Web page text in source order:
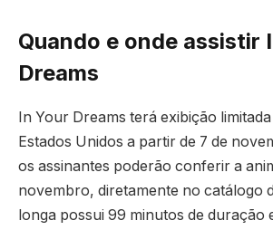
Quando e onde assistir
Dreams
In Your Dreams terá exibição
Estados Unidos a partir de 7 de
os assinantes poderão conferir a
novembro, diretamente no catálogo
longa possui 99 minutos de duração